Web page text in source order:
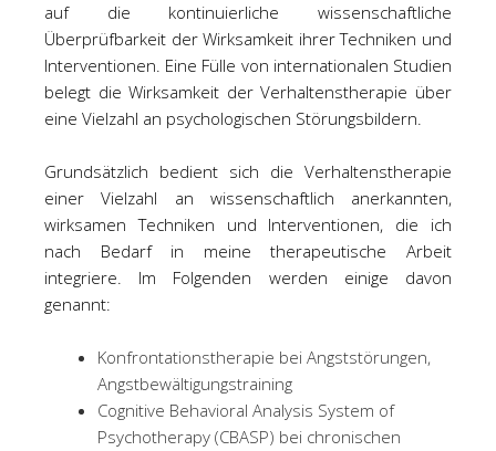
auf die kontinuierliche wissenschaftliche
Überprüfbarkeit der Wirksamkeit ihrer Techniken und
Interventionen. Eine Fülle von internationalen Studien
belegt die Wirksamkeit der Verhaltenstherapie über
eine Vielzahl an psychologischen Störungsbildern.
Grundsätzlich bedient sich die Verhaltenstherapie
einer Vielzahl an wissenschaftlich anerkannten,
wirksamen Techniken und Interventionen, die ich
nach Bedarf in meine therapeutische Arbeit
integriere. Im Folgenden werden einige davon
genannt:
Konfrontationstherapie bei Angststörungen,
Angstbewältigungstraining
Cognitive Behavioral Analysis System of
Psychotherapy (CBASP) bei chronischen